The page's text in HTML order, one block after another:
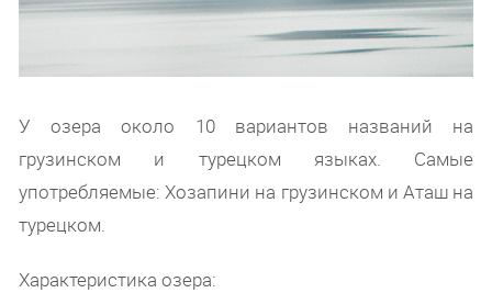
У озера около 10 вариантов названий на
грузинском и турецком языках. Самые
употребляемые: Хозапини на грузинском и Аташ на
турецком.
Характеристика озера: